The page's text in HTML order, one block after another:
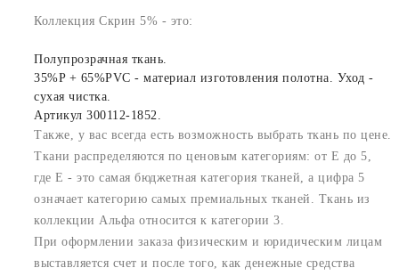
Коллекция Скрин 5% - это:
Полупрозрачная ткань.
35%P + 65%PVC - материал изготовления полотна. Уход -
сухая чистка.
Артикул 300112-1852.
Также, у вас всегда есть возможность выбрать ткань по цене.
Ткани распределяются по ценовым категориям: от E до 5,
где Е - это самая бюджетная категория тканей, а цифра 5
означает категорию самых премиальных тканей. Ткань из
коллекции Альфа относится к категории 3.
При оформлении заказа физическим и юридическим лицам
выставляется счет и после того, как денежные средства